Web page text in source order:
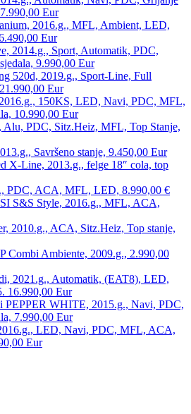
Eur
2016.g., MFL, Ambient, LED,
Eur
2014.g., Sport, Automatik, PDC,
9.990,00 Eur
520d, 2019.g., Sport-Line, Full
Eur
150KS, LED, Navi, PDC, MFL,
10.990,00 Eur
PDC, Sitz.Heiz, MFL, Top Stanje,
Savršeno stanje, 9.450,00 Eur
X-Line, 2013.g., felge 18″ cola, top
PDC, ACA, MFL, LED, 8.990,00 €
S&S Style, 2016.g., MFL, ACA,
2010.g., ACA, Sitz.Heiz, Top stanje,
Combi Ambiente, 2009.g., 2.990,00
2021.g., Automatik, (EAT8), LED,
16.990,00 Eur
WHITE, 2015.g., Navi, PDC,
7.990,00 Eur
LED, Navi, PDC, MFL, ACA,
Eur